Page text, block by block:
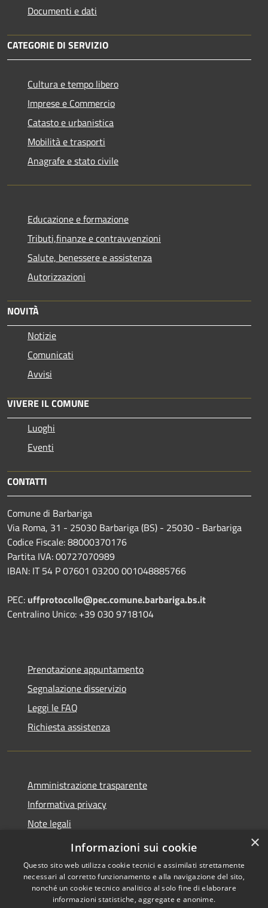
Documenti e dati
CATEGORIE DI SERVIZIO
Cultura e tempo libero
Imprese e Commercio
Catasto e urbanistica
Mobilità e trasporti
Anagrafe e stato civile
Educazione e formazione
Tributi,finanze e contravvenzioni
Salute, benessere e assistenza
Autorizzazioni
NOVITÀ
Notizie
Comunicati
Avvisi
VIVERE IL COMUNE
Luoghi
Eventi
CONTATTI
Comune di Barbariga
Via Roma, 31 - 25030 Barbariga (BS) - 25030 - Barbariga
Codice Fiscale: 88000370176
Partita IVA: 00727070989
IBAN: IT 54 P 07601 03200 001048885766
PEC: uffprotocollo@pec.comune.barbariga.bs.it
Centralino Unico: +39 030 9718104
Prenotazione appuntamento
Segnalazione disservizio
Leggi le FAQ
Richiesta assistenza
Amministrazione trasparente
Informativa privacy
Note legali
Dichiarazione di accessibilità
Copyright © 2026 • Comune di
×
Informazioni sui cookie
Questo sito web utilizza cookie tecnici e assimilati strettamente
necessari al corretto funzionamento e alla navigazione del sito,
nonché un cookie tecnico analitico al solo fine di elaborare
informazioni statistiche, aggregate e anonime.